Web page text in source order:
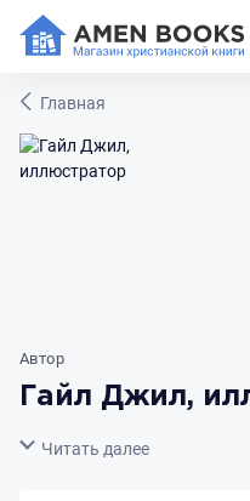
Главная
Автор
Гайл Джил,
Свернуть
Читать далее